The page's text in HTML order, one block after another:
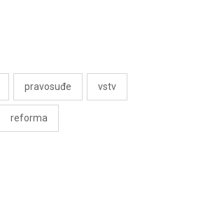
pravosuđe vstv
reforma